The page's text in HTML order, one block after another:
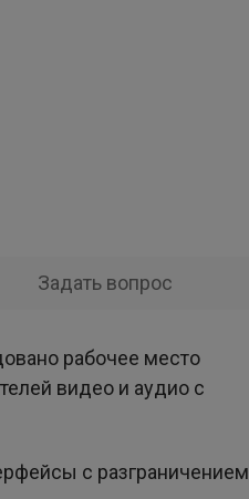
Задать вопрос
рабочее место
видео и аудио с
с разграничением